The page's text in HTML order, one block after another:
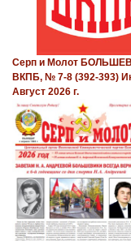
Серп и Молот
ВКПБ, № 7-8 (392-393)
Август 2026 г.